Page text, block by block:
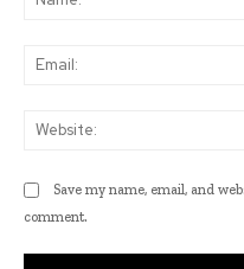
Save my name, email, and
comment.